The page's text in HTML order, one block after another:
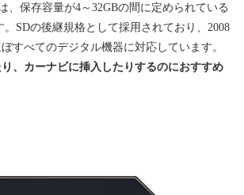
、保存容量が4～32GBの間に定められている
。SDの後継規格として採用されており、2008
すべてのデジタル機器に対応しています。
、カーナビに挿入したりするのにおすすめ